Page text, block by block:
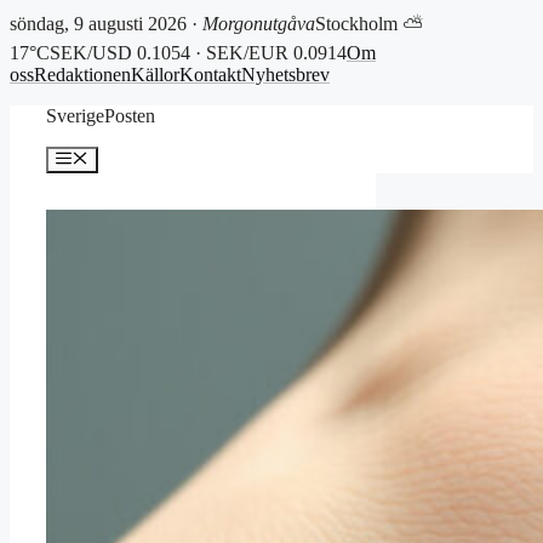
söndag, 9 augusti 2026 · MorgonutgåvaStockholm ⛅
17°CSEK/USD 0.1054 · SEK/EUR 0.0914Om
ossRedaktionenKällorKontaktNyhetsbrev
SverigePosten
Meny